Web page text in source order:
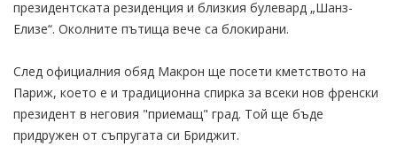
президентската резиденция и близкия булевард „Шанз-
Елизе“. Околните пътища вече са блокирани.
След официалния обяд Макрон ще посети кметството на
Париж, което е и традиционна спирка за всеки нов френски
президент в неговия "приемащ" град. Той ще бъде
придружен от съпругата си Бриджит.